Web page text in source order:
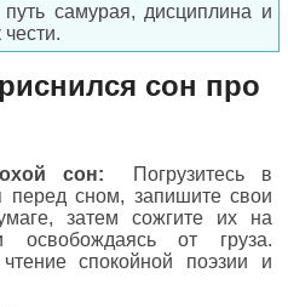
самурая, дисциплина и
сон про
сон:
Погрузитесь в
сном, запишите свои
затем сожгите их на
освобождаясь от груза.
спокойной поэзии и